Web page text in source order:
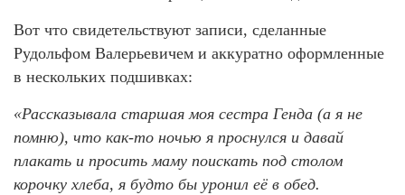
Вот что свидетельствуют записи, сделанные
Рудольфом Валерьевичем и аккуратно оформленные
в нескольких подшивках:
«Рассказывала старшая моя сестра Генда (а я не
помню), что как-то ночью я проснулся и давай
плакать и просить маму поискать под столом
корочку хлеба, я будто бы уронил её в обед.